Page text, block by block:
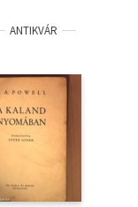
ANTIKVÁR